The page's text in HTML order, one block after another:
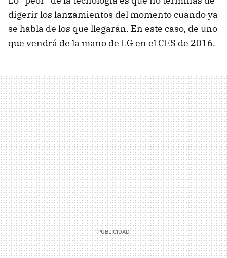
digerir los lanzamientos del momento cuando ya
se habla de los que llegarán. En este caso, de uno
que vendrá de la mano de LG en el CES de 2016.